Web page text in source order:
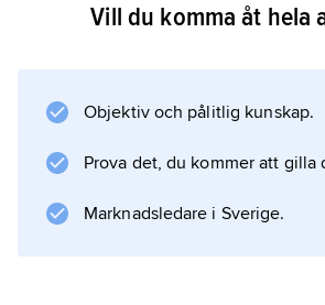
Sjukdomen kan bl.a. orsakas av
skleros eller diabetes.
framför allt vid ögonrörelser. Vid
undersökning finner man ibland
synnerven i ögonbottnen och
Vill du komma åt hela
Objektiv och pålitlig kunskap.
Prova det, du kommer att gilla
Marknadsledare i Sverige.